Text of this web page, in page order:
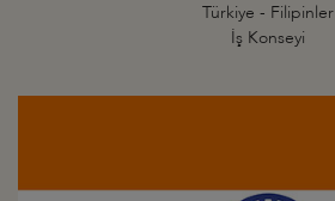
Türkiye - Filipinler
İş Konseyi